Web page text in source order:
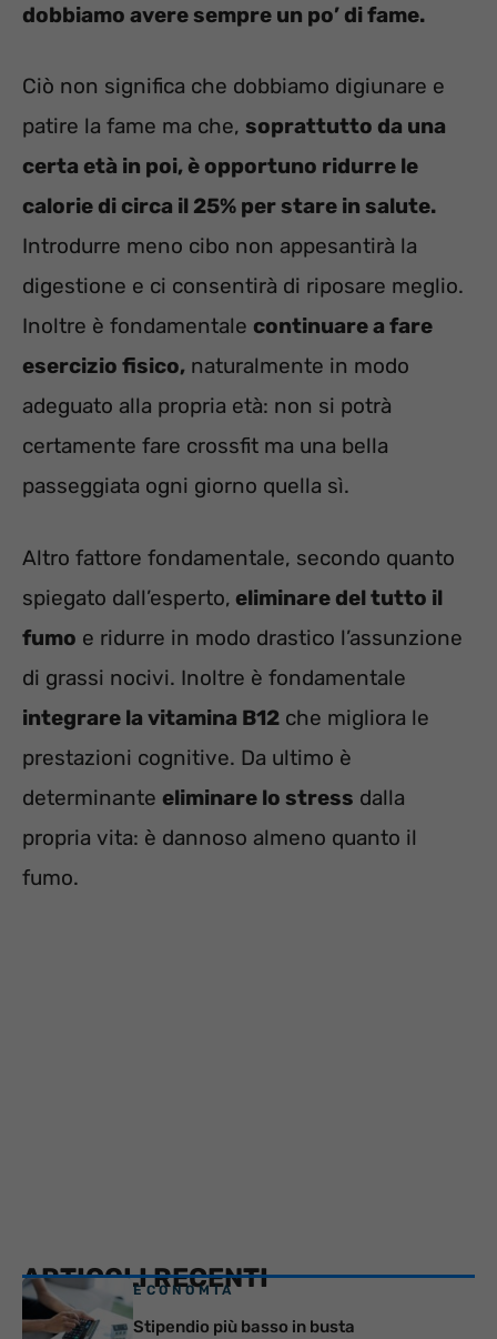
dobbiamo avere sempre un po’ di fame.
Ciò non significa che dobbiamo digiunare e
patire la fame ma che, soprattutto da una
certa età in poi, è opportuno ridurre le
calorie di circa il 25% per stare in salute.
Introdurre meno cibo non appesantirà la
digestione e ci consentirà di riposare meglio.
Inoltre è fondamentale continuare a fare
esercizio fisico, naturalmente in modo
adeguato alla propria età: non si potrà
certamente fare crossfit ma una bella
passeggiata ogni giorno quella sì.
Altro fattore fondamentale, secondo quanto
spiegato dall’esperto, eliminare del tutto il
fumo e ridurre in modo drastico l’assunzione
di grassi nocivi. Inoltre è fondamentale
integrare la vitamina B12 che migliora le
prestazioni cognitive. Da ultimo è
determinante eliminare lo stress dalla
propria vita: è dannoso almeno quanto il
fumo.
ARTICOLI RECENTI
ECONOMIA
Stipendio più basso in busta